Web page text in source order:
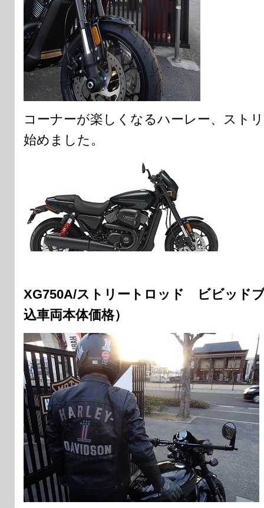
コーナーが楽しくなるハーレー、スト
始めました。
XG750A/ストリートロッド ビビッド
込車両本体価格）